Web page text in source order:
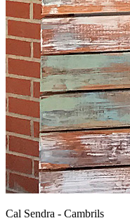
Cal Sendra - Cambrils